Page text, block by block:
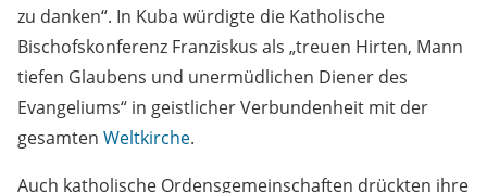
zu danken“. In Kuba würdigte die Katholische
Bischofskonferenz Franziskus als „treuen Hirten, Mann
tiefen Glaubens und unermüdlichen Diener des
Evangeliums“ in geistlicher Verbundenheit mit der
gesamten Weltkirche.
Auch katholische Ordensgemeinschaften drückten ihre